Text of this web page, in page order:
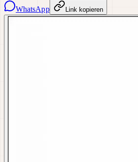
WhatsApp Link kopieren